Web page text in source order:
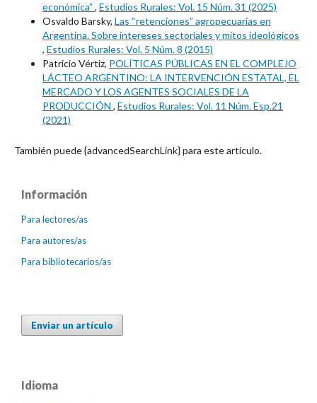
económica” , Estudios Rurales: Vol. 15 Núm. 31 (2025)
Osvaldo Barsky, Las “retenciones” agropecuarias en
Argentina. Sobre intereses sectoriales y mitos ideológicos
, Estudios Rurales: Vol. 5 Núm. 8 (2015)
Patricio Vértiz, POLÍTICAS PÚBLICAS EN EL COMPLEJO
LÁCTEO ARGENTINO: LA INTERVENCIÓN ESTATAL, EL
MERCADO Y LOS AGENTES SOCIALES DE LA
PRODUCCIÓN , Estudios Rurales: Vol. 11 Núm. Esp.21
(2021)
También puede {advancedSearchLink} para este artículo.
Información
Para lectores/as
Para autores/as
Para bibliotecarios/as
Enviar un artículo
Idioma